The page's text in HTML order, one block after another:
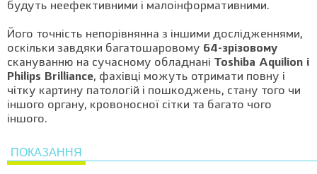
будуть неефективними і малоінформативними.
Його точність непорівнянна з іншими дослідженнями,
оскільки завдяки багатошаровому 64-зрізовому
скануванню на сучасному обладнані Toshiba Aquilion і
Philips Brilliance, фахівці можуть отримати повну і
чітку картину патологій і пошкоджень, стану того чи
іншого органу, кровоносної сітки та багато чого
іншого.
ПОКАЗАННЯ